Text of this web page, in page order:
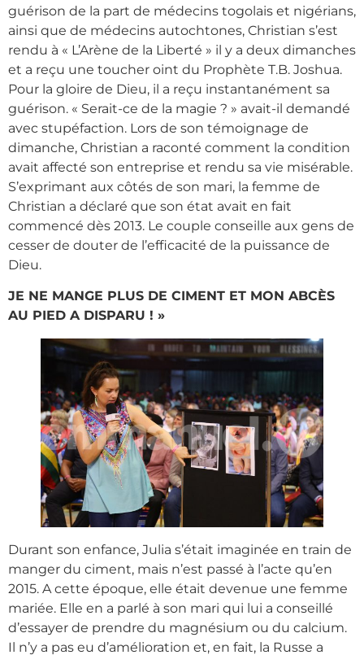
guérison de la part de médecins togolais et nigérians,
ainsi que de médecins autochtones, Christian s’est
rendu à « L’Arène de la Liberté » il y a deux dimanches
et a reçu une toucher oint du Prophète T.B. Joshua.
Pour la gloire de Dieu, il a reçu instantanément sa
guérison. « Serait-ce de la magie ? » avait-il demandé
avec stupéfaction. Lors de son témoignage de
dimanche, Christian a raconté comment la condition
avait affecté son entreprise et rendu sa vie misérable.
S’exprimant aux côtés de son mari, la femme de
Christian a déclaré que son état avait en fait
commencé dès 2013. Le couple conseille aux gens de
cesser de douter de l’efficacité de la puissance de
Dieu.
JE NE MANGE PLUS DE CIMENT ET MON ABCÈS
AU PIED A DISPARU ! »
Durant son enfance, Julia s’était imaginée en train de
manger du ciment, mais n’est passé à l’acte qu’en
2015. A cette époque, elle était devenue une femme
mariée. Elle en a parlé à son mari qui lui a conseillé
d’essayer de prendre du magnésium ou du calcium.
Il n’y a pas eu d’amélioration et, en fait, la Russe a